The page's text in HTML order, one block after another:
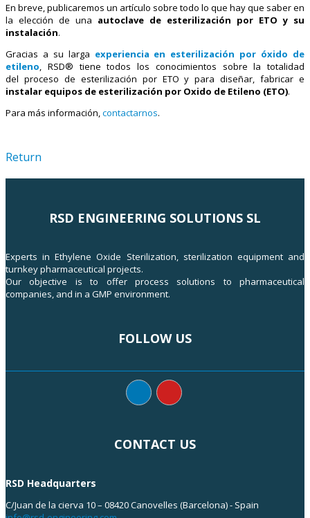
En breve, publicaremos un artículo sobre todo lo que hay que saber en
la elección de una autoclave de esterilización por ETO y su
instalación.
Gracias a su larga experiencia en esterilización por óxido de
etileno, RSD® tiene todos los conocimientos sobre la totalidad
del proceso de esterilización por ETO y para diseñar, fabricar e
instalar equipos de esterilización por Oxido de Etileno (ETO).
Para más información,contactarnos.
Return
RSD ENGINEERING SOLUTIONS SL
Experts in Ethylene Oxide Sterilization, sterilization equipment and
turnkey pharmaceutical projects.
Our objective is to offer process solutions to pharmaceutical
companies, and in a GMP environment.
FOLLOW US
CONTACT US
RSD Headquarters
C/Juan de la cierva 10 – 08420 Canovelles (Barcelona) - Spain